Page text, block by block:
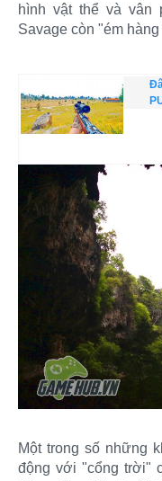
hình vật thể và vân
Savage còn "ém
Một trong số những
động với "cổng trời"